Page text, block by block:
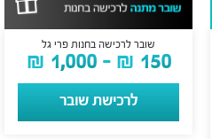
שובר לרכישה בחנות פרי גל
₪ 150
–
₪ 1,000
לרכישת שובר